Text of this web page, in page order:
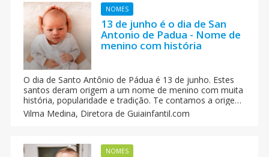
NOMES
13 de junho é o dia de San
Antonio de Padua - Nome de
menino com história
O dia de Santo Antônio de Pádua é 13 de junho. Estes
santos deram origem a um nome de menino com muita
história, popularidade e tradição. Te contamos a origem
deste nome como também o seu significado para os
pais que buscam nome para o bebê.
Vilma Medina, Diretora de Guiainfantil.com
NOMES